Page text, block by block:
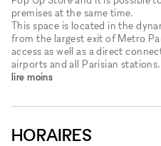
premises at the same time.
This space is located in the
from the largest exit of Metro
access as well as a direct
airports and all Parisian stations.
lire moins
HORAIRES